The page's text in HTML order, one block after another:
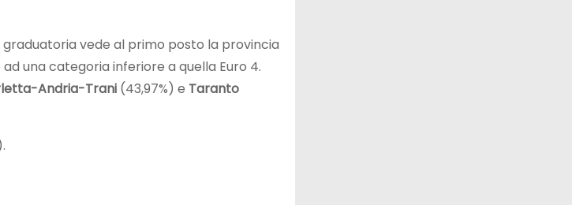
graduatoria vede al primo posto la provincia
una categoria inferiore a quella Euro 4.
Andria-Trani (43,97%) e Taranto